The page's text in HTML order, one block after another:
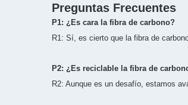
Preguntas Frecuentes
P1: ¿Es cara la fibra de carbono?
R1: Sí, es cierto que la fibra de
P2: ¿Es reciclable la fibra de
R2: Aunque es un desafío, estamos